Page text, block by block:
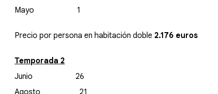
Mayo 1
Precio por persona en habitación doble 2.176 euros
Temporada 2
Junio 26
Agosto 21